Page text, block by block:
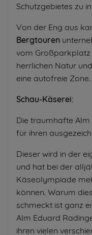
Schutzgebietes zu
Von der Eng aus
Bergtouren
vom Großparkplatz
herrlichen Natur
eine autofreie Zone.
Schau-Käserei:
Die traumhafte
für ihren
Dieser wird in der
und hat bei der
Käseolympiade
können. Warum
schmeckt ist ganz
Alm Eduard
ihren vielen